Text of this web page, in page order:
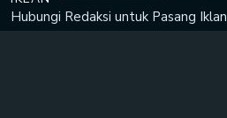
Hubungi Redaksi untuk Pasang Iklan